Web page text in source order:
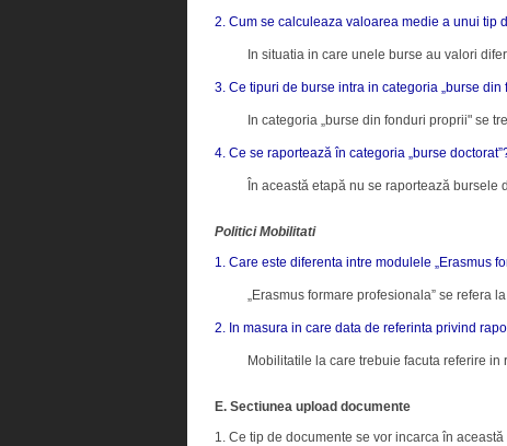
2. Cum se calculeaza valoarea medie a unui tip
In situatia in care unele burse au valori
3. Ce tipuri de burse intra in categoria „burse din
In categoria „burse din fonduri proprii" se
4. Ce se raportează în categoria „burse
În această etapă nu se raportează
Politici Mobilitati
1. Care este diferenta intre modulele „Erasmus
„Erasmus formare profesionala” se refera
2. In masura in care data de referinta privind
Mobilitatile la care trebuie facuta referire
E. Sectiunea upload documente
1. Ce tip de documente se vor incarca în